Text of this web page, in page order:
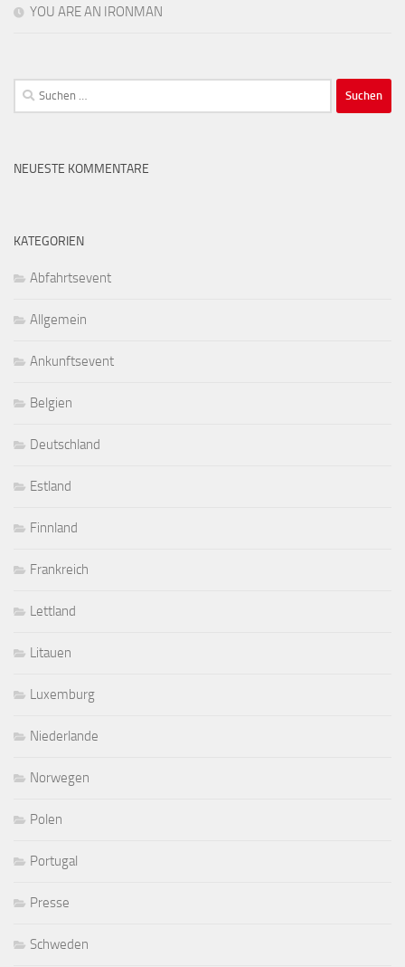
YOU ARE AN IRONMAN
Suchen
nach:
NEUESTE KOMMENTARE
KATEGORIEN
Abfahrtsevent
Allgemein
Ankunftsevent
Belgien
Deutschland
Estland
Finnland
Frankreich
Lettland
Litauen
Luxemburg
Niederlande
Norwegen
Polen
Portugal
Presse
Schweden